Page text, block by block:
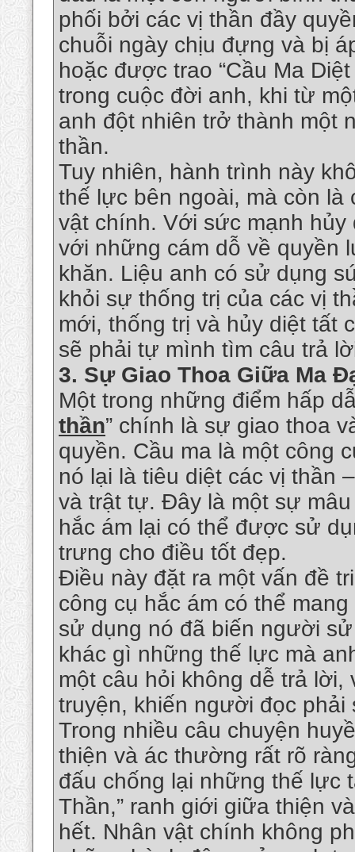
phối bởi các vị thần đầy
chuỗi ngày chịu đựng và bị
hoặc được trao “Cầu Ma
trong cuộc đời anh, khi từ
anh đột nhiên trở thành một
thần.
Tuy nhiên, hành trình này
thế lực bên ngoài, mà còn là
vật chính. Với sức mạnh hủy
với những cám dỗ về quyền
khăn. Liệu anh có sử dụng
khỏi sự thống trị của các vị
mới, thống trị và hủy diệt tất
sẽ phải tự mình tìm câu trả
3. Sự Giao Thoa Giữa Ma
Một trong những điểm hấp
thần” chính là sự giao thoa
quyền. Cầu ma là một công
nó lại là tiêu diệt các vị thần
và trật tự. Đây là một sự
hắc ám lại có thể được sử
trưng cho điều tốt đẹp.
Điều này đặt ra một vấn đề
công cụ hắc ám có thể
sử dụng nó đã biến người
khác gì những thế lực mà
một câu hỏi không dễ trả
truyện, khiến người đọc phải
Trong nhiều câu chuyện
thiện và ác thường rất rõ
đấu chống lại những thế lực
Thần,” ranh giới giữa thiện
hết. Nhân vật chính không